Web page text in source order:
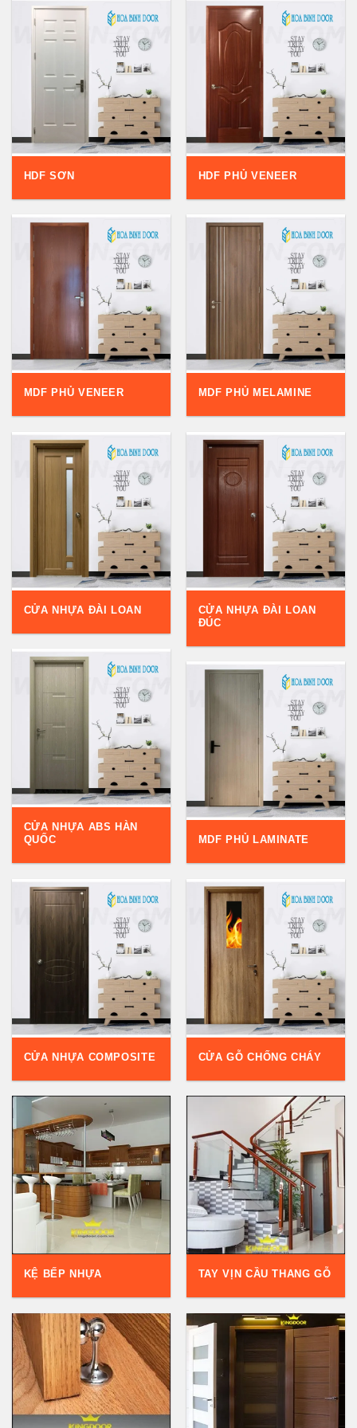
HDF PHỦ VENEER
MDF PHỦ VENEER MDF PHỦ MELAMINE
CỬA NHỰA ĐÀI LOAN
CỬA NHỰA ĐÀI LOAN
ĐÚC
CỬA NHỰA ABS HÀN
MDF PHỦ LAMINATE
CỬA NHỰA COMPOSITE CỬA GỖ CHỐNG CHÁY
KỆ BẾP NHỰA TAY VỊN CẦU THANG GỖ